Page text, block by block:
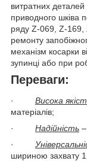
витратних деталей
приводного шківа
ряду Z-069, Z-169,
ремонту
механізм косарки
зупинці або при
Переваги:
· Висока
матеріалів;
· Надійність
·
шириною захвату